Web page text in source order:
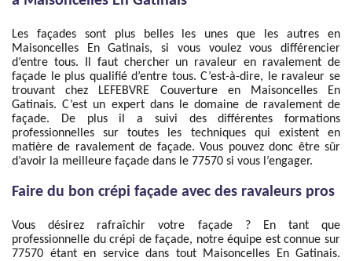
Les façades sont plus belles les unes que les autres en
Maisoncelles En Gatinais, si vous voulez vous différencier
d’entre tous. Il faut chercher un ravaleur en ravalement de
façade le plus qualifié d’entre tous. C’est-à-dire, le ravaleur se
trouvant chez LEFEBVRE Couverture en Maisoncelles En
Gatinais. C’est un expert dans le domaine de ravalement de
façade. De plus il a suivi des différentes formations
professionnelles sur toutes les techniques qui existent en
matière de ravalement de façade. Vous pouvez donc être sûr
d’avoir la meilleure façade dans le 77570 si vous l’engager.
Faire du bon crépi façade avec des ravaleurs pros
Vous désirez rafraîchir votre façade ? En tant que
professionnelle du crépi de façade, notre équipe est connue sur
77570 étant en service dans tout Maisoncelles En Gatinais.